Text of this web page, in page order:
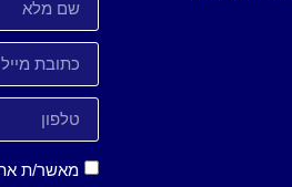
מאשר/ת